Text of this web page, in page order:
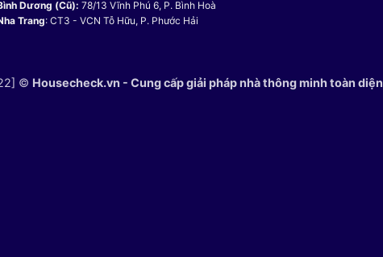
Dương (Cũ): 78/13 Vĩnh Phú 6, P. Bình Hoà
Trang: CT3 - VCN Tỗ Hữu, P. Phước Hải
© Housecheck.vn - Cung cấp giải pháp nhà thông minh toàn diện